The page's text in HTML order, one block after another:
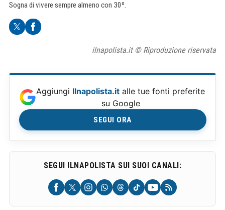
Sogna di vivere sempre almeno con 30º.
ilnapolista.it © Riproduzione riservata
Aggiungi Ilnapolista.it alle tue fonti preferite
su Google
SEGUI ORA
SEGUI ILNAPOLISTA SUI SUOI CANALI: